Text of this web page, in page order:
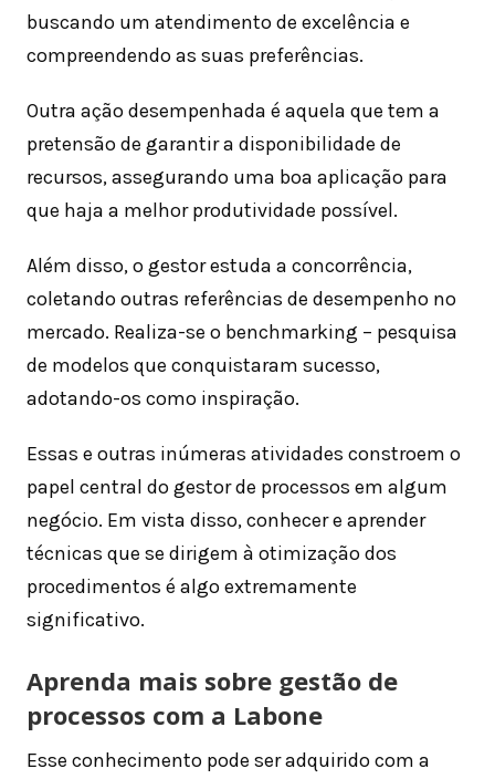
buscando um atendimento de excelência e
compreendendo as suas preferências.
Outra ação desempenhada é aquela que tem a
pretensão de garantir a disponibilidade de
recursos, assegurando uma boa aplicação para
que haja a melhor produtividade possível.
Além disso, o gestor estuda a concorrência,
coletando outras referências de desempenho no
mercado. Realiza-se o benchmarking – pesquisa
de modelos que conquistaram sucesso,
adotando-os como inspiração.
Essas e outras inúmeras atividades constroem o
papel central do gestor de processos em algum
negócio. Em vista disso, conhecer e aprender
técnicas que se dirigem à otimização dos
procedimentos é algo extremamente
significativo.
Aprenda mais sobre gestão de
processos com a Labone
Esse conhecimento pode ser adquirido com a